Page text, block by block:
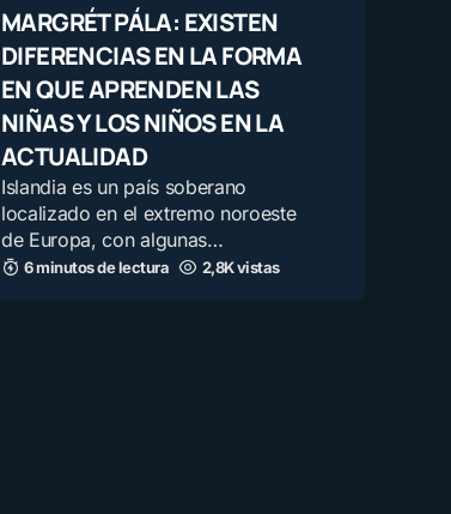
MARGRÉT PÁLA: EXISTEN
DIFERENCIAS EN LA FORMA
EN QUE APRENDEN LAS
NIÑAS Y LOS NIÑOS EN LA
ACTUALIDAD
Islandia es un país soberano
localizado en el extremo noroeste
de Europa, con algunas…
6 minutos de lectura 2,8K vistas